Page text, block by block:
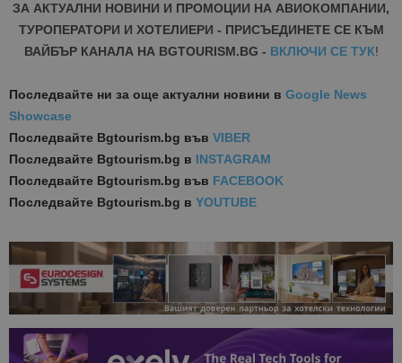
ЗА АКТУАЛНИ НОВИНИ И ПРОМОЦИИ НА АВИОКОМПАНИИ,
ТУРОПЕРАТОРИ И ХОТЕЛИЕРИ - ПРИСЪЕДИНЕТЕ СЕ КЪМ
ВАЙБЪР КАНАЛА НА BGTOURISM.BG - ВКЛЮЧИ СЕ ТУК!
Последвайте ни за още актуални новини в Google News
Showcase
Последвайте Bgtourism.bg във VIBER
Последвайте Bgtourism.bg в INSTAGRAM
Последвайте Bgtourism.bg във FACEBOOK
Последвайте Bgtourism.bg в YOUTUBE